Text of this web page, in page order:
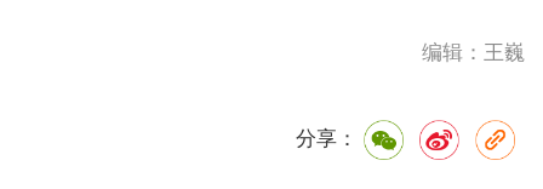
编辑：王巍
分享：